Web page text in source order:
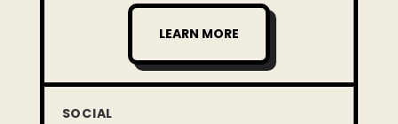
LEARN MORE
SOCIAL